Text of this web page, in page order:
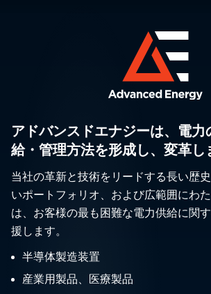
アドバンスドエナジーは、電力
給・管理方法を形成し、変革し
当社の革新と技術をリードする長い歴
いポートフォリオ、および広範囲にわ
は、お客様の最も困難な電力供給に関
援します。
半導体製造装置
産業用製品、医療製品